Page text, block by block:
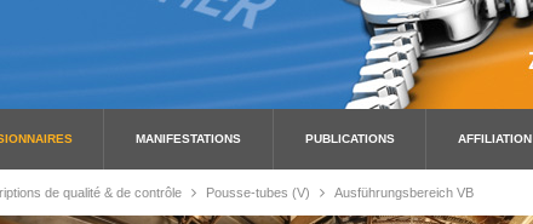
MANIFESTATIONS PUBLICATIONS AFFILIATION
de qualité & de contrôle Pousse-tubes (V) Ausführungsbereich VB